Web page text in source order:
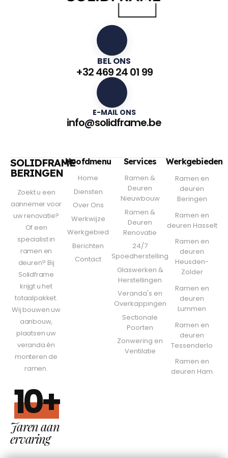
BEL ONS
+32 469 24 01 99
E-MAIL ONS
info@solidframe.be
SOLIDFRAME
BERINGEN
Zoekt u een
aannemer voor
uw renovatie?
Of een
specialist in
ramen en
deuren? Bij
Solidframe
krijgt u het
totaalpakket.
Wij bouwen uw
aanbouw,
plaatsen uw
veranda én
monteren de
ramen.
10+
Jaren aan
ervaring
Hoofdmenu
Home
Diensten
Over Ons
Werkwijze
Werkgebied
Berichten
Contact
Services
Ramen &
Deuren
Nieuwbouw
Ramen &
Deuren
Renovatie
24/7
Spoedherstelling
Glaswerken &
Herstellingen
Veranda's en
Overkappingen
Sectionale
Poorten
Zonwering en
Ventilatie
Werkgebieden
Ramen en
deuren
Beringen
Ramen en
deuren Hasselt
Ramen en
deuren
Heusden-
Zolder
Ramen en
deuren
Lummen
Ramen en
deuren
Tessenderlo
Ramen en
deuren Ham